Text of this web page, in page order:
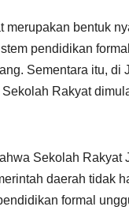
merupakan bentuk
pendidikan
Sementara itu,
Rakyat
Sekolah
daerah tidak
formal